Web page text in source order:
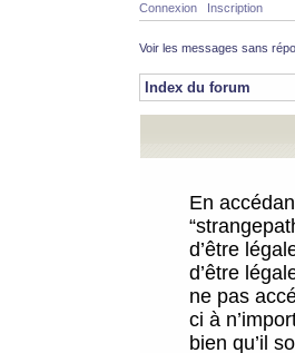
Connexion Inscription
Voir les messages sans
Index du forum
En
d’être
d’être
ne pas
ci à
bien qu’il